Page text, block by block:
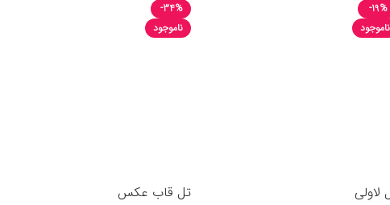
-19%
ناموجود
لاولی
-34%
ناموجود
تل قاب عکس